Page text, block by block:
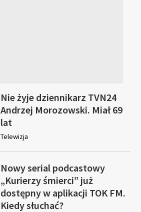
Nie żyje dziennikarz TVN24
Andrzej Morozowski. Miał 69
lat
Telewizja
Nowy serial podcastowy
„Kurierzy śmierci” już
dostępny w aplikacji TOK FM.
Kiedy słuchać?